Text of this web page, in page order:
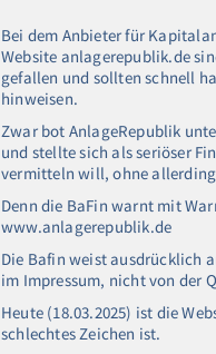
Bei dem Anbieter für
Website anlagerepublik.de
gefallen und sollten schnell
hinweisen.
Zwar bot AnlageRepublik
und stellte sich als seriöser
vermitteln will, ohne
Denn die BaFin warnt mit
www.anlagerepublik.de
Die Bafin weist ausdrücklich
im Impressum, nicht von der
Heute (18.03.2025) ist die
schlechtes Zeichen ist.